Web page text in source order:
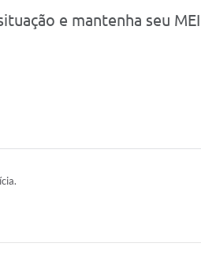
e mantenha seu